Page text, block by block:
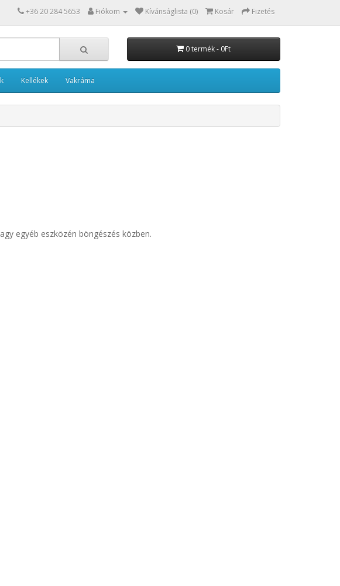
+36 20 284 5653 Fiókom Kívánságlista (0) Kosár Fizetés
0 termék - 0Ft
Kellékek Vakráma
egyéb eszközén böngészés közben.